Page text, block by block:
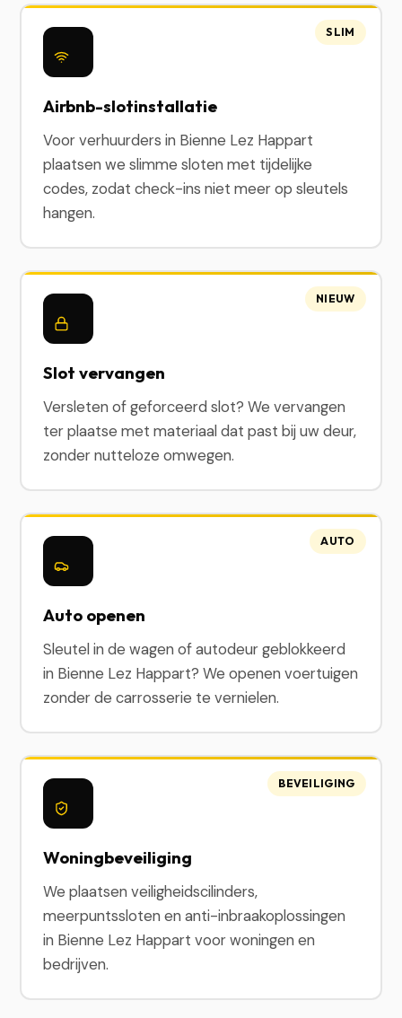
Airbnb-slotinstallatie
Voor verhuurders in Bienne Lez Happart
plaatsen we slimme sloten met tijdelijke
codes, zodat check-ins niet meer op sleutels
hangen.
SLIM
Slot vervangen
Versleten of geforceerd slot? We vervangen
ter plaatse met materiaal dat past bij uw deur,
zonder nutteloze omwegen.
NIEUW
Auto openen
Sleutel in de wagen of autodeur geblokkeerd
in Bienne Lez Happart? We openen voertuigen
zonder de carrosserie te vernielen.
AUTO
Woningbeveiliging
We plaatsen veiligheidscilinders,
meerpuntssloten en anti-inbraakoplossingen
in Bienne Lez Happart voor woningen en
bedrijven.
BEVEILIGING